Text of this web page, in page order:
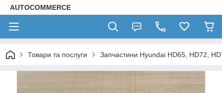
AUTOCOMMERCE
Товари та послуги Запчастини Hyundai HD65, HD72,